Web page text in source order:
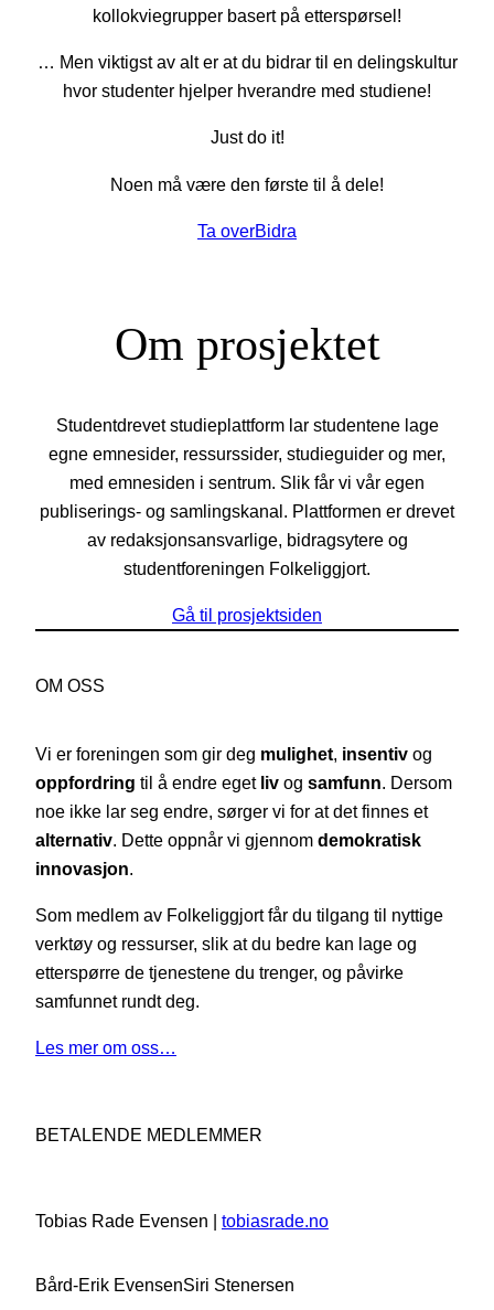
kollokviegrupper basert på etterspørsel!
… Men viktigst av alt er at du bidrar til en delingskultur
hvor studenter hjelper hverandre med studiene!
Just do it!
Noen må være den første til å dele!
Ta overBidra
Om prosjektet
Studentdrevet studieplattform lar studentene lage
egne emnesider, ressurssider, studieguider og mer,
med emnesiden i sentrum. Slik får vi vår egen
publiserings- og samlingskanal. Plattformen er drevet
av redaksjonsansvarlige, bidragsytere og
studentforeningen Folkeliggjort.
Gå til prosjektsiden
OM OSS
Vi er foreningen som gir deg mulighet, insentiv og
oppfordring til å endre eget liv og samfunn. Dersom
noe ikke lar seg endre, sørger vi for at det finnes et
alternativ. Dette oppnår vi gjennom demokratisk
innovasjon.
Som medlem av Folkeliggjort får du tilgang til nyttige
verktøy og ressurser, slik at du bedre kan lage og
etterspørre de tjenestene du trenger, og påvirke
samfunnet rundt deg.
Les mer om oss…
BETALENDE MEDLEMMER
Tobias Rade Evensen | tobiasrade.no
Bård-Erik EvensenSiri Stenersen